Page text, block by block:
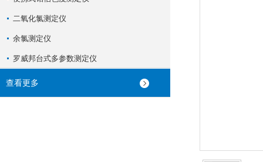
二氧化氯测定仪
余氯测定仪
罗威邦台式多参数测定仪
查看更多